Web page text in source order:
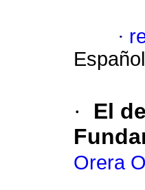
·
·
El
Orera